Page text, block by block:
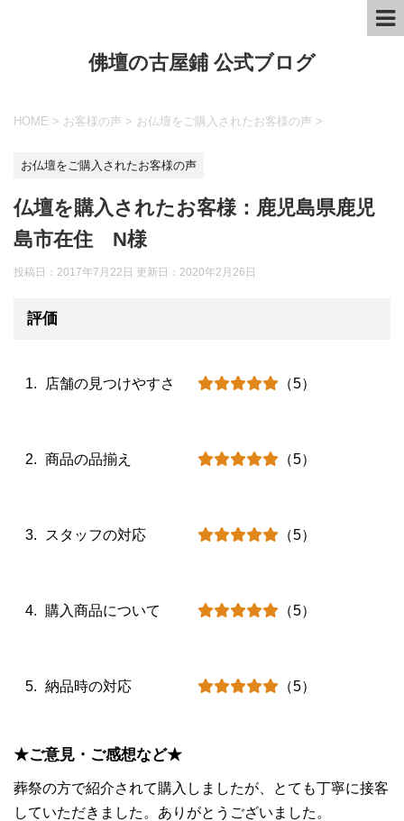
佛壇の古屋鋪 公式ブログ
HOME > お客様の声 > お仏壇をご購入されたお客様の声 >
お仏壇をご購入されたお客様の声
仏壇を購入されたお客様：鹿児島県鹿児
島市在住 N様
投稿日：2017年7月22日 更新日： 2020年2月26日
評価
店舗の見つけやすさ （5）
商品の品揃え （5）
スタッフの対応 （5）
購入商品について （5）
納品時の対応 （5）
★ご意見・ご感想など★
葬祭の方で紹介されて購入しましたが、とても丁寧に接客
していただきました。ありがとうございました。